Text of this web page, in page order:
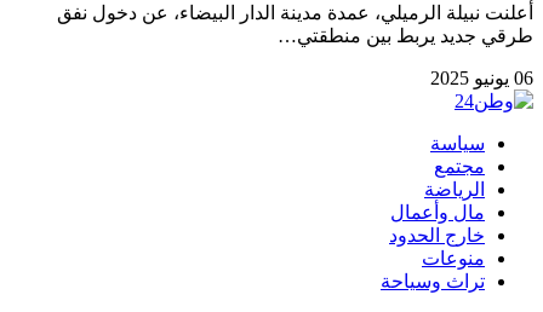
أعلنت نبيلة الرميلي، عمدة مدينة الدار البيضاء، عن دخول نفق
طرقي جديد يربط بين منطقتي…
06 يونيو 2025
سياسة
مجتمع
الرياضة
مال وأعمال
خارج الحدود
منوعات
تراث وسياحة